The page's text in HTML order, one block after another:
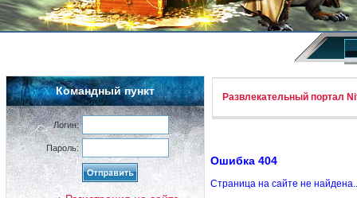
Командный пункт
Логин:
Пароль:
Развлекательный портал
Ошибка 404
Страница на сайте не